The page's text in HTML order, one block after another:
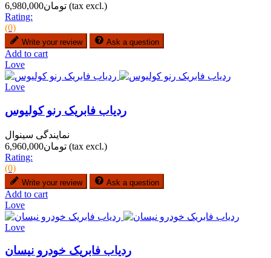
تومان6,980,000 (tax excl.)
Rating:
(0)
Write your review Ask a question
Add to cart
Love
Love
ردیاب فابریک رنو کولیوس
نمایندگی سینوال
تومان6,960,000 (tax excl.)
Rating:
(0)
Write your review Ask a question
Add to cart
Love
Love
ردیاب فابریک خودرو نیسان